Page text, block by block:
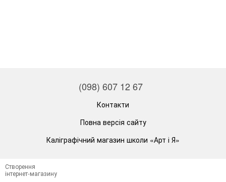
(098) 607 12 67
Контакти
Повна версія сайту
Каліграфічний магазин школи «Арт і Я»
Створення
інтернет-магазину